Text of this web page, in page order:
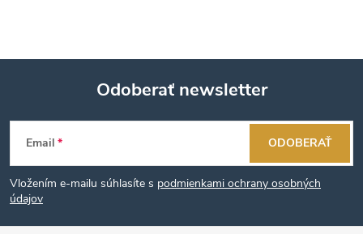
Z
á
p
Odoberať newsletter
Email
Vložením e-mailu súhlasíte s podmienkami ochrany osobných
údajov
ODOBERAŤ